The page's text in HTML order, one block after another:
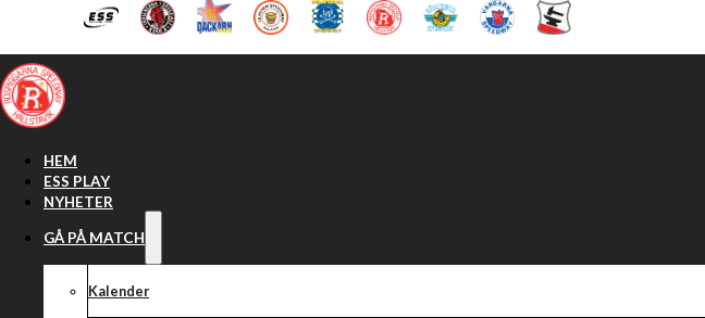
Hoppa till huvudinnehåll Hoppa till sidfot
HEM
ESS PLAY
NYHETER
GÅ PÅ MATCH
Kalender